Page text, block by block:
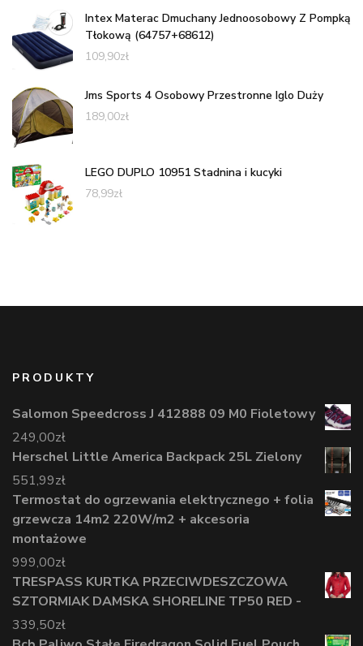
Intex Materac Dmuchany Jednoosobowy Z Pompką
Tłokową (64757+68612)
109,90zł
Jms Sports 4 Osobowy Przestronne Iglo Duży
189,00zł
LEGO DUPLO 10951 Stadnina i kucyki
78,99zł
PRODUKTY
Salomon Speedcross J 412888 09 M0 Fioletowy
249,00zł
Herschel Little America Backpack 25L Zielony
551,99zł
Termostat do ogrzewania elektrycznego + folia
grzewcza 14m2 220W/m2 + akcesoria
montażowe
999,00zł
TRESPASS KURTKA PRZECIWDESZCZOWA
SZTORMIAK DAMSKA SHORELINE TP50 RED -
339,50zł